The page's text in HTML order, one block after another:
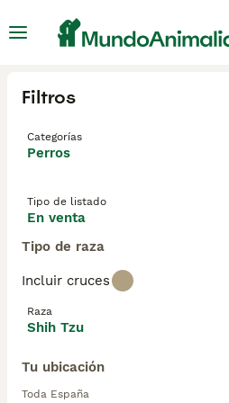
Filtros
Categorías
Perros
Tipo de listado
En venta
Tipo de raza
Incluir cruces
Raza
Shih Tzu
Tu ubicación
Toda España